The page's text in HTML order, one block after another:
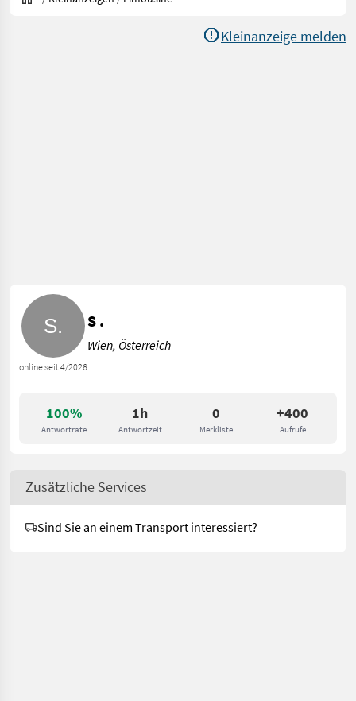
Kleinanzeige melden
100%
Antwortrate
1h
Antwortzeit
0
Merkliste
+400
Aufrufe
online seit 4/2026
S .
Wien, Österreich
Zusätzliche Services
Sind Sie an einem Transport interessiert?